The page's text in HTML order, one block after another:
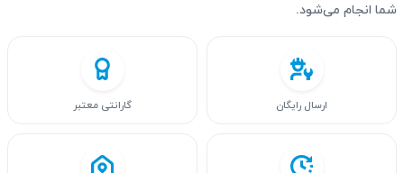
شما انجام می‌شود.
ارسال رایگان گارانتی معتبر